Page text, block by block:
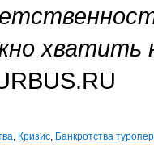
хватить
, Кризис, Банкротства